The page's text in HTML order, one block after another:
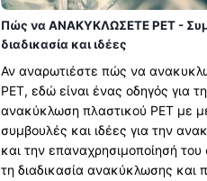
Πώς να ΑΝΑΚΥΚΛΩΣΕΤΕ PET -
διαδικασία και ιδέες
Αν αναρωτιέστε πώς να
PET, εδώ είναι ένας οδηγός για
ανακύκλωση πλαστικού PET με
συμβουλές και ιδέες για την
και την επαναχρησιμοποίησή του
τη διαδικασία ανακύκλωσης και